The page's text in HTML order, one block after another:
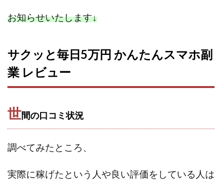
お知らせいたします↓
サクッと毎日5万円 かんたんスマホ副
業 レビュー
世間の口コミ状況
調べてみたところ、
実際に稼げたという人や良い評価をしている人は